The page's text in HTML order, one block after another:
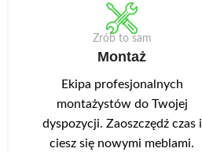
Zrób to sam
Montaż
Ekipa profesjonalnych
montażystów do Twojej
dyspozycji. Zaoszczędź czas i
ciesz się nowymi meblami.